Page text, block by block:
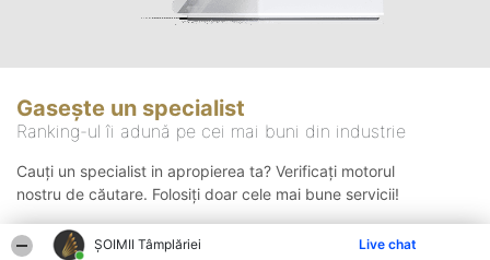
ȘOIMII Tâmplăriei Live chat
Gasește un specialist
Ranking-ul îi adună pe cei mai buni din industrie
Cauți un specialist in apropierea ta? Verificați motorul
nostru de căutare. Folosiți doar cele mai bune servicii!